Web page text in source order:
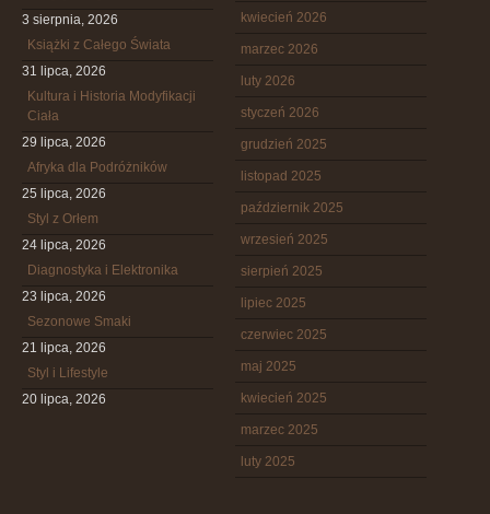
3 sierpnia, 2026
Książki z Całego Świata
31 lipca, 2026
Kultura i Historia Modyfikacji
Ciała
29 lipca, 2026
Afryka dla Podróżników
25 lipca, 2026
Styl z Orłem
24 lipca, 2026
Diagnostyka i Elektronika
23 lipca, 2026
Sezonowe Smaki
21 lipca, 2026
Styl i Lifestyle
20 lipca, 2026
kwiecień 2026
marzec 2026
luty 2026
styczeń 2026
grudzień 2025
listopad 2025
październik 2025
wrzesień 2025
sierpień 2025
lipiec 2025
czerwiec 2025
maj 2025
kwiecień 2025
marzec 2025
luty 2025